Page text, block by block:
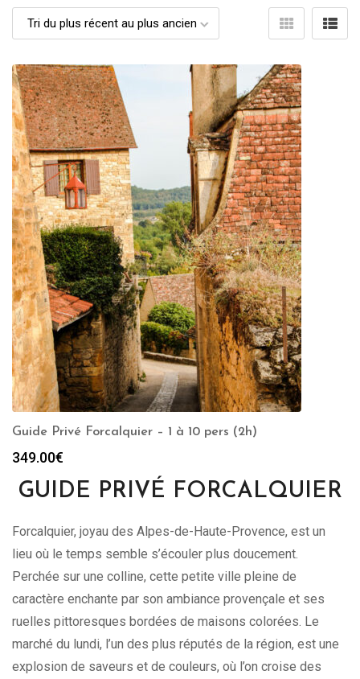
Guide Privé Forcalquier – 1 à 10 pers (2h)
349.00€
GUIDE PRIVÉ FORCALQUIER
Forcalquier, joyau des Alpes-de-Haute-Provence, est un
lieu où le temps semble s’écouler plus doucement.
Perchée sur une colline, cette petite ville pleine de
caractère enchante par son ambiance provençale et ses
ruelles pittoresques bordées de maisons colorées. Le
marché du lundi, l’un des plus réputés de la région, est une
explosion de saveurs et de couleurs, où l’on croise des